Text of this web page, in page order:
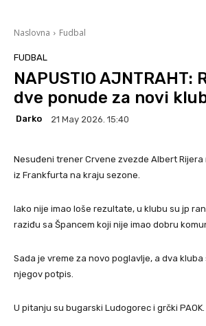
Naslovna Fudbal
FUDBAL
NAPUSTIO AJNTRAHT:
dve ponude za novi
Darko 21 May 2026. 15:40
Nesuđeni trener Crvene zvezde Albert
iz Frankfurta na kraju sezone.
Iako nije imao loše rezultate, u klubu su jp
raziđu sa Špancem koji nije imao dobru
Sada je vreme za novo poglavlje, a dva
njegov potpis.
U pitanju su bugarski Ludogorec i grčki PAOK.